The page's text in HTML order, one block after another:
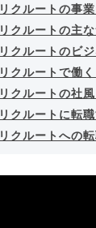
リクルートの事
リクルートの主
リクルートのビ
リクルートで働
リクルートの社
リクルートに転
リクルートへの